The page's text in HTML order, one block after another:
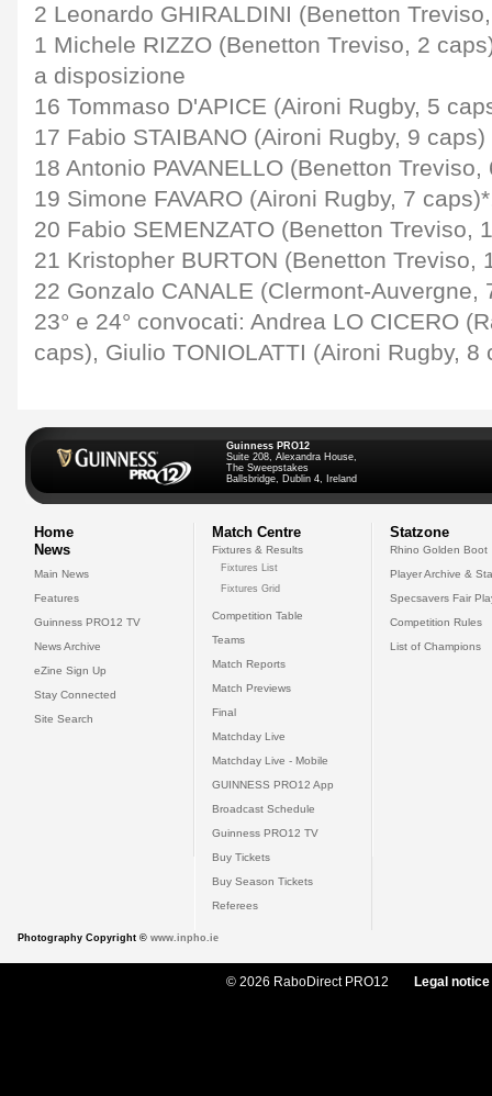
2 Leonardo GHIRALDINI (Benetton
1 Michele RIZZO (Benetton Treviso, 2
a disposizione
16 Tommaso D'APICE (Aironi Rugby, 5
17 Fabio STAIBANO (Aironi Rugby, 9 caps)
18 Antonio PAVANELLO (Benetton Treviso,
19 Simone FAVARO (Aironi Rugby, 7
20 Fabio SEMENZATO (Benetton Treviso,
21 Kristopher BURTON (Benetton Treviso,
22 Gonzalo CANALE (Clermont-Auvergne,
23° e 24° convocati: Andrea LO CICERO
caps), Giulio TONIOLATTI (Aironi Rugby, 8
Guinness PRO12
Suite 208, Alexandra House,
The Sweepstakes
Ballsbridge, Dublin 4, Ireland
Home
News
Main News
Features
Guinness PRO12 TV
News Archive
eZine Sign Up
Stay Connected
Site Search
Match Centre
Fixtures & Results
Fixtures List
Fixtures Grid
Competition Table
Teams
Match Reports
Match Previews
Final
Matchday Live
Matchday Live - Mobile
GUINNESS PRO12 App
Broadcast Schedule
Guinness PRO12 TV
Buy Tickets
Buy Season Tickets
Referees
Statzone
Rhino Golden Boot
Player Archive &
Specsavers Fair
Competition Rules
List of Champions
Photography Copyright © www.inpho.ie
© 2026 RaboDirect PRO12 Legal notice